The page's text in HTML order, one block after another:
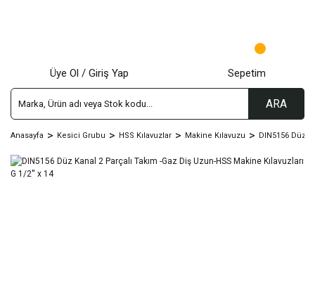
ARA
Üye Ol / Giriş Yap Sepetim
Anasayfa Kesici Grubu HSS Kılavuzlar Makine Kılavuzu DIN5156 Düz